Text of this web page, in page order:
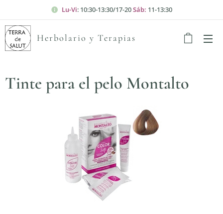
Lu-Vi: 10:30-13:30/17-20Sáb: 11-13:30
Herbolario y Terapias
Tinte para el pelo Montalto